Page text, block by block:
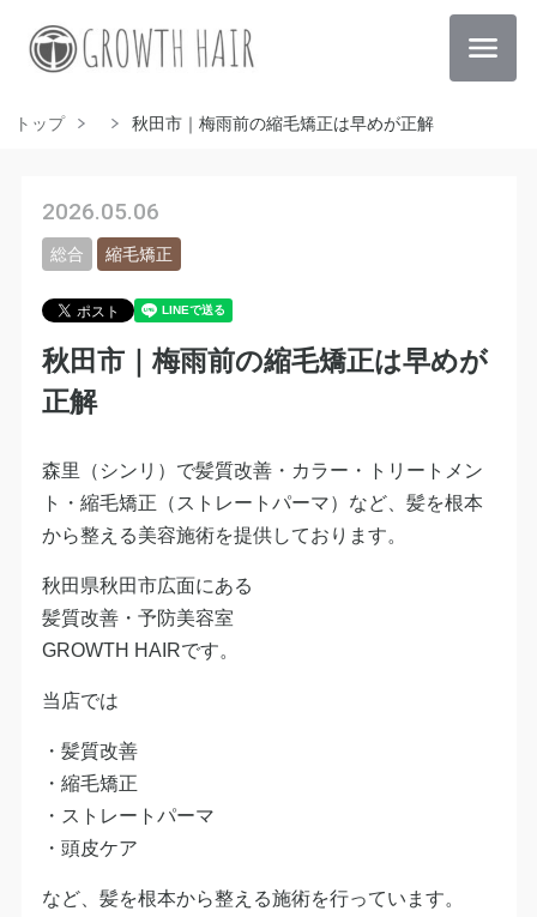
トップ 秋田市｜梅雨前の縮毛矯正は早めが正解
2026.05.06
総合 縮毛矯正
秋田市｜梅雨前の縮毛矯正は早めが
正解
森里（シンリ）で髪質改善・カラー・トリートメン
ト・縮毛矯正（ストレートパーマ）など、髪を根本
から整える美容施術を提供しております。
秋田県秋田市広面にある
髪質改善・予防美容室
GROWTH HAIRです。
当店では
・髪質改善
・縮毛矯正
・ストレートパーマ
・頭皮ケア
など、髪を根本から整える施術を行っています。